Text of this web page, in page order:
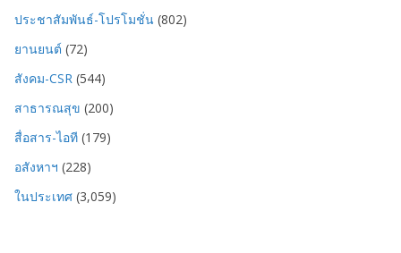
ประชาสัมพันธ์-โปรโมชั่น (802)
ยานยนต์ (72)
สังคม-CSR (544)
สาธารณสุข (200)
สื่อสาร-ไอที (179)
อสังหาฯ (228)
ในประเทศ (3,059)